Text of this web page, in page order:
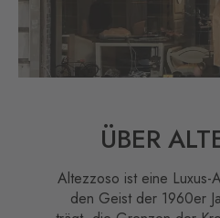
ÜBER
Altezzoso ist eine Luxus-
den Geist der 1960er